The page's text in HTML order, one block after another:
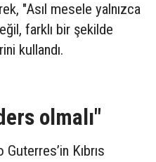
"Asıl mesele yalnızca
farklı bir şekilde
kullandı.
olmalı"
Kıbrıs